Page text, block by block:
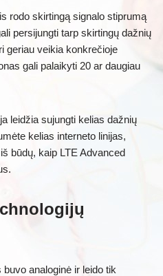
rodo skirtingą signalo stiprumą
persijungti tarp skirtingų dažnių
geriau veikia konkrečioje
gali palaikyti 20 ar daugiau
leidžia sujungti kelias dažnių
kelias interneto linijas,
būdų, kaip LTE Advanced
analoginė ir leido tik